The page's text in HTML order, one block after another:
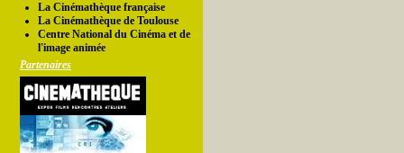
La Cinémathèque française
La Cinémathèque de Toulouse
Centre National du Cinéma et de
l'image animée
Partenaires